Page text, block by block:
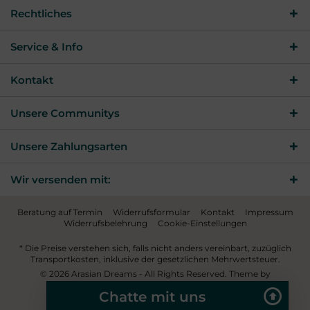
Rechtliches
Service & Info
Kontakt
Unsere Communitys
Unsere Zahlungsarten
Wir versenden mit:
Beratung auf Termin Widerrufsformular Kontakt
Impressum
Widerrufsbelehrung
Cookie-Einstellungen
* Die Preise verstehen sich, falls nicht anders vereinbart, zuzüglich
Transportkosten, inklusive der gesetzlichen Mehrwertsteuer.
© 2026 Arasian Dreams - All Rights Reserved. Theme by
Chatte mit uns